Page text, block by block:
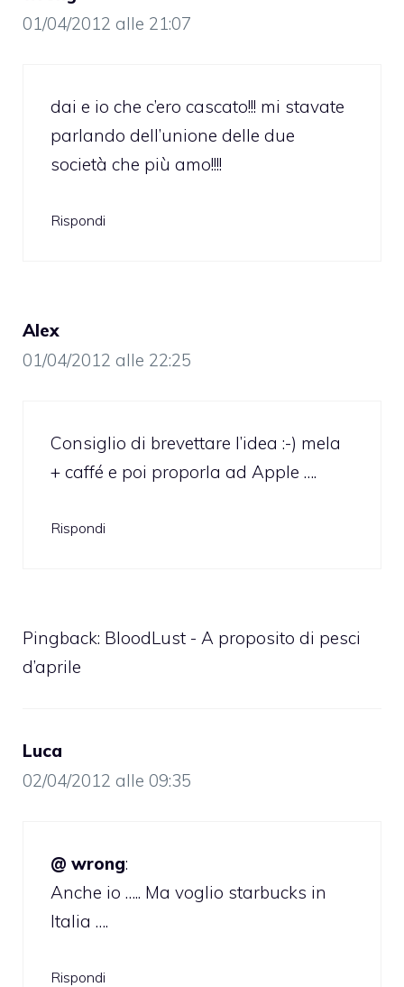
01/04/2012 alle 21:07
dai e io che c’ero cascato!!! mi stavate
parlando dell’unione delle due
società che più amo!!!!
Rispondi
Alex
01/04/2012 alle 22:25
Consiglio di brevettare l’idea :-) mela
+ caffé e poi proporla ad Apple ….
Rispondi
Pingback: BloodLust - A proposito di pesci
d’aprile
Luca
02/04/2012 alle 09:35
@ wrong:
Anche io ….. Ma voglio starbucks in
Italia ….
Rispondi